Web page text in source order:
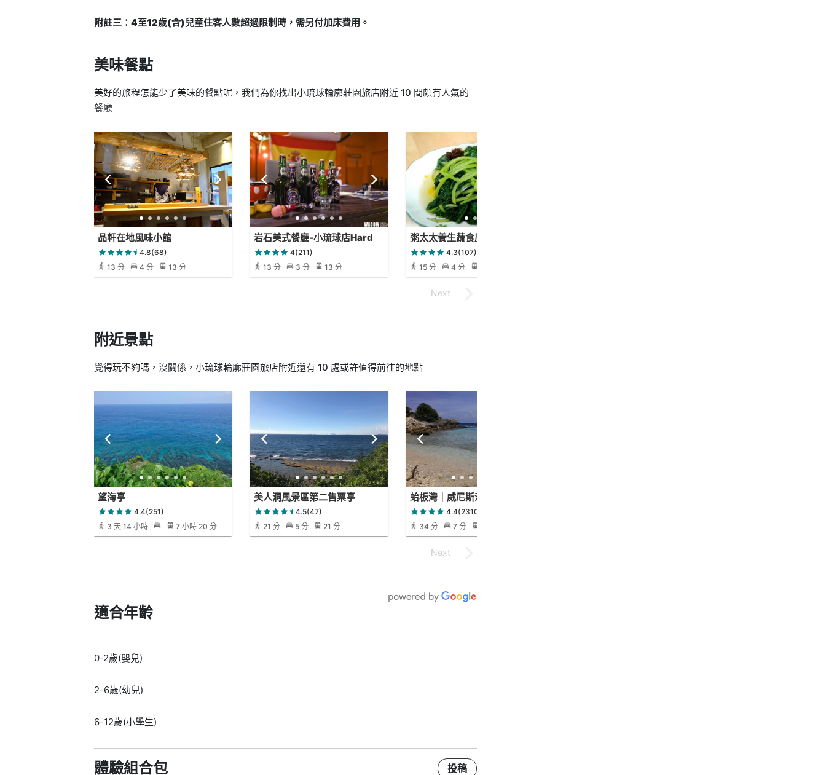
附註三：4至12歲(含)兒童住客人數超過限制時，需另付加床費用。
美味餐點
美好的旅程怎能少了美味的餐點呢，我們為你找出小琉球輪廓莊園旅店附近 10 間頗有人氣的
餐廳
品軒在地風味小館
4.8(68)
13 分
4 分 13 分
岩石美式餐廳-小琉球店Hard
Rock GastroPub
4(211)
13 分
3 分 13 分
粥太太養生蔬食廣東粥
4.3(107)
15 分
4 分
附近景點
覺得玩不夠嗎，沒關係，小琉球輪廓莊園旅店附近還有 10 處或許值得前往的地點
望海亭
4.4(251)
3 天 14 小時
7 小時 20 分
美人洞風景區第二售票亭
4.5(47)
21 分
5 分 21 分
蛤板灣｜威尼斯沙灘
4.4(2310)
34 分
7 分
適合年齡
0-2歲(嬰兒)
2-6歲(幼兒)
6-12歲(小學生)
體驗組合包 投稿